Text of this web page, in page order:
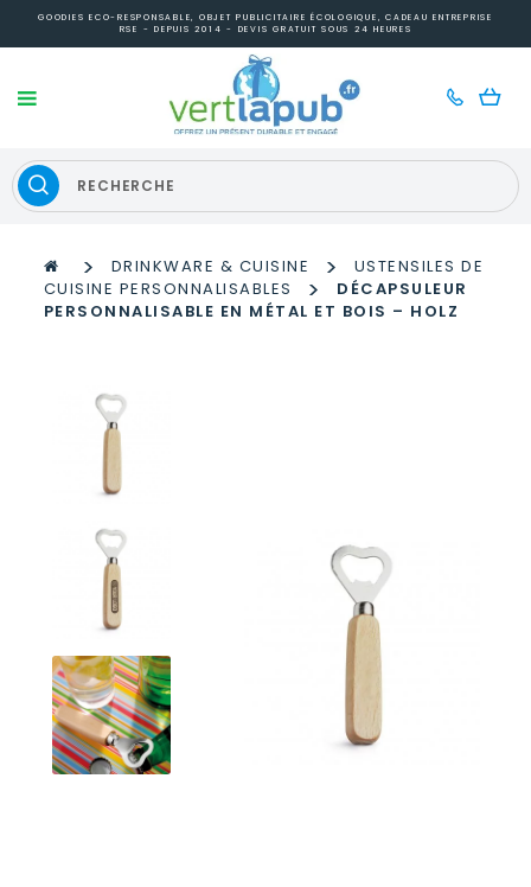
GOODIES ECO-RESPONSABLE, OBJET PUBLICITAIRE ÉCOLOGIQUE, CADEAU ENTREPRISE
RSE - DEPUIS 2014 - DEVIS GRATUIT SOUS 24 HEURES
> DRINKWARE & CUISINE >
USTENSILES DE
CUISINE PERSONNALISABLES
>
DÉCAPSULEUR
PERSONNALISABLE EN MÉTAL ET BOIS – HOLZ